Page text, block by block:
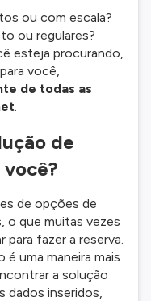
ou com escala?
ou regulares?
esteja procurando,
você,
de todas as
.
de
de opções de
o que muitas vezes
fazer a reserva.
uma maneira mais
a solução
dados inseridos,